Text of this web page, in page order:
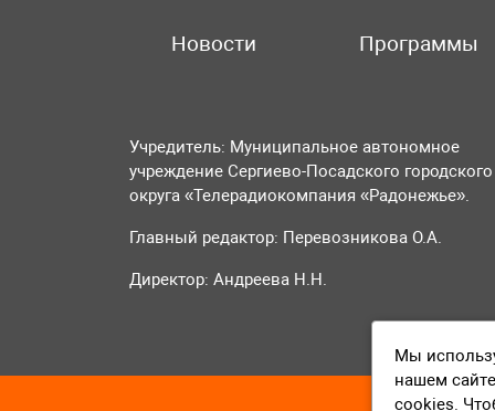
Новости Программы
Учредитель: Муниципальное автономное
учреждение Сергиево-Посадского городского
округа «Телерадиокомпания «Радонежье».
Главный редактор: Перевозникова О.А.
Директор: Андреева Н.Н.
Мы
нашем
cookies.